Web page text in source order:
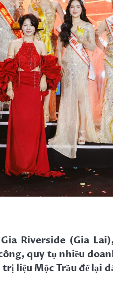
Riverside (Gia
quy tụ nhiều
liệu Mộc Trầu để lại